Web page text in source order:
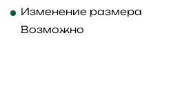
Изменение размера
Возможно